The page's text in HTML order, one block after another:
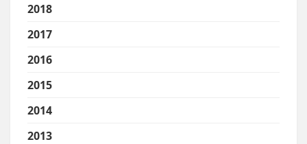
2018
2017
2016
2015
2014
2013